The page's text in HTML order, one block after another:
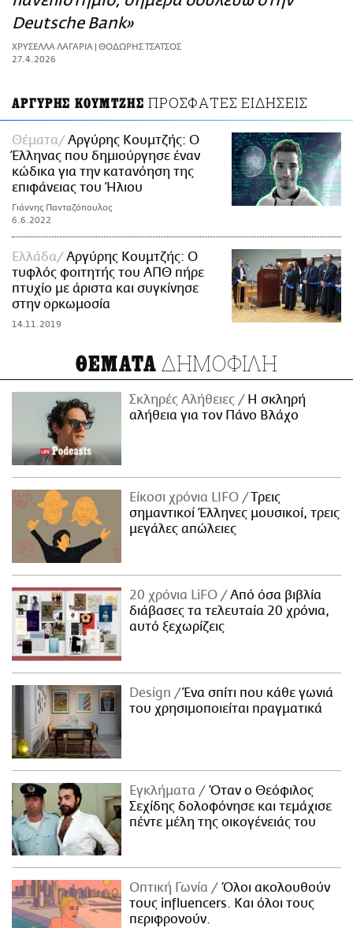
ΑΜΠΑ
PRINT
Deutsche Bank»
ΧΡΥΣΕΛΛΑ ΛΑΓΑΡΙΑ | ΘΟΔΩΡΗΣ ΤΣΑΤΣΟΣ
27.4.2026
ΑΡΓΥΡΗΣ ΚΟΥΜΤΖΗΣ ΠΡΟΣΦΑΤΕΣ ΕΙΔΗΣΕΙΣ
Θέματα
Αργύρης Κουμτζής: Ο
Έλληνας που δημιούργησε έναν
κώδικα για την κατανόηση της
επιφάνειας του Ήλιου
Γιάννης Πανταζόπουλος
6.6.2022
Ελλάδα
Αργύρης Κουμτζής: Ο
τυφλός φοιτητής του ΑΠΘ πήρε
πτυχίο με άριστα και συγκίνησε
στην ορκωμοσία
14.11.2019
ΘΕΜΑΤΑ ΔΗΜΟΦΙΛΗ
Σκληρές Αλήθειες
H σκληρή
αλήθεια για τον Πάνο Βλάχο
Είκοσι χρόνια LIFO
Tρεις
σημαντικοί Έλληνες μουσικοί, τρεις
μεγάλες απώλειες
20 χρόνια LiFO
Από όσα βιβλία
διάβασες τα τελευταία 20 χρόνια,
αυτό ξεχωρίζεις
Design
Ένα σπίτι που κάθε γωνιά
του χρησιμοποιείται πραγματικά
Εγκλήματα
Όταν ο Θεόφιλος
Σεχίδης δολοφόνησε και τεμάχισε
πέντε μέλη της οικογένειάς του
Οπτική Γωνία
Όλοι ακολουθούν
τους influencers. Και όλοι τους
περιφρονούν.